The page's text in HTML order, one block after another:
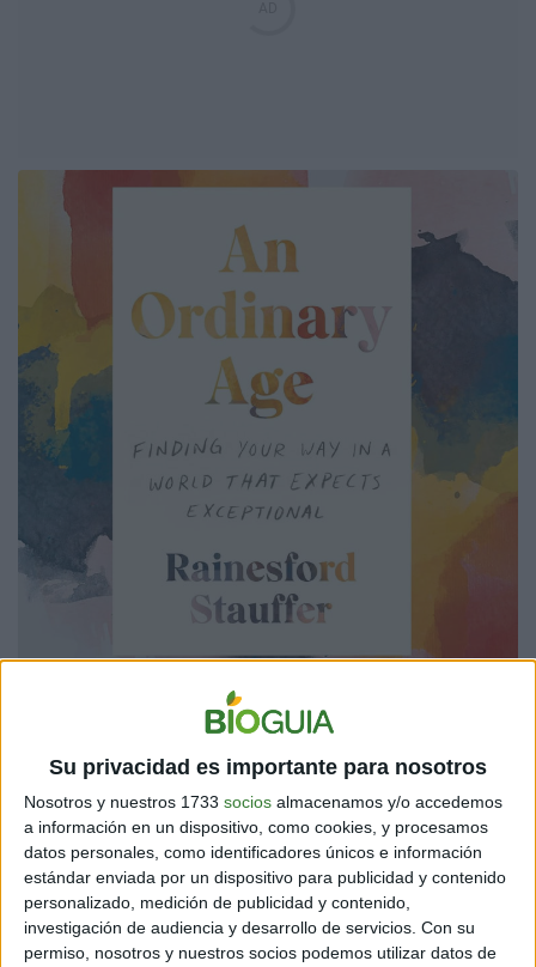
Su privacidad es importante para nosotros
Nosotros y nuestros 1733 socios almacenamos y/o accedemos
a información en un dispositivo, como cookies, y procesamos
datos personales, como identificadores únicos e información
estándar enviada por un dispositivo para publicidad y contenido
personalizado, medición de publicidad y contenido,
investigación de audiencia y desarrollo de servicios. Con su
permiso, nosotros y nuestros socios podemos utilizar datos de
LA BÚSQUEDA DE LO ORDINARIO: LA CLAVE PARA
EL BIENESTAR PERSONAL
ParaRainesford Staufer es necesario “abrazar lo
ordinario”. Su libro rebosa de cavilaciones al respecto,
en las cuales insiste que la constante competencia nos
hace sentir insatisfechos con lo que somos, por lo que
buscamos ser algo más.